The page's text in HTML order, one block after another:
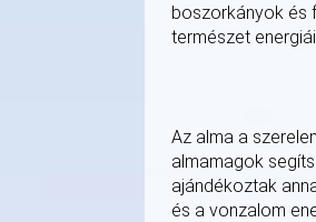
boszorkányok és
természet
Az alma a
almamagok
ajándékoztak
és a vonzalom